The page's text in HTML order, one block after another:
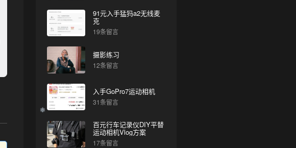
91元入手猛犸a2无线麦
克
19条留言
摄影练习
12条留言
入手GoPro7运动相机
31条留言
百元行车记录仪DIY平替
运动相机Vlog方案
17条留言